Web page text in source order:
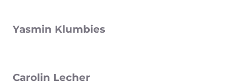
Yasmin Klumbies
Carolin Lecher